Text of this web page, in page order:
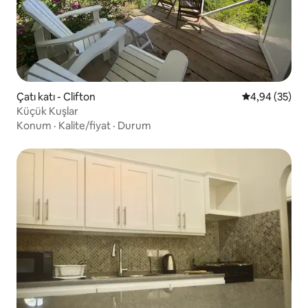
Çatı katı - Clifton 5 üzerinden
4,94 (35)
Küçük Kuşlar
Konum · Kalite/fiyat · Durum